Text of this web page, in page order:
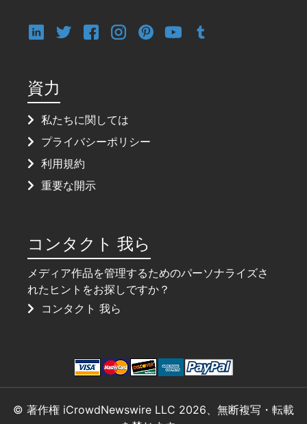
資力
私たちに関しては
プライバシーポリシー
利用規約
重要な開示
コンタクト 我ら
メディア作品を管理するためのパーソナライズさ
れたヒントをお探しですか？
コンタクト 我ら
© 著作権 iCrowdNewswire LLC 2026、無断複写・転載